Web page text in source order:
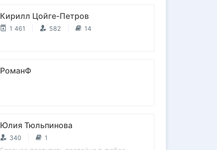
Кирилл Цойге-Петров
1 461 582 14
РоманФ
Юлия Тюльпинова
340 1